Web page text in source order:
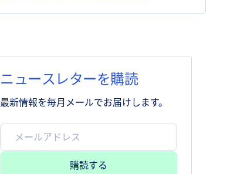
ニュースレターを購読
最新情報を毎月メールでお届けします。